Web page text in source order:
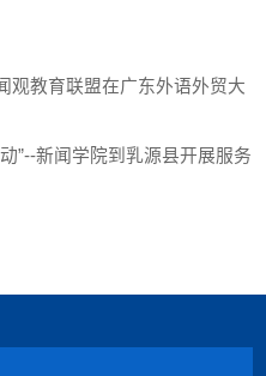
观教育联盟在广东外语外贸大
”--新闻学院到乳源县开展服务